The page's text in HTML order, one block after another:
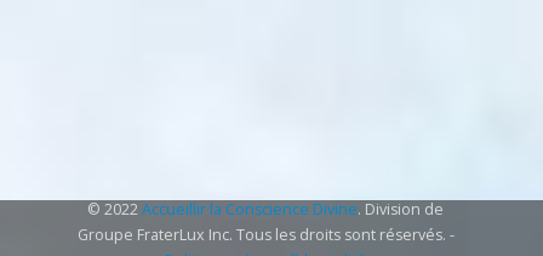
© 2022Accueillir la Conscience Divine. Division de
Groupe FraterLux Inc. Tous les droits sont réservés. -